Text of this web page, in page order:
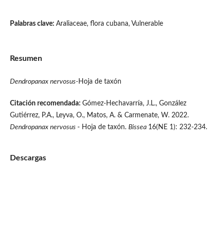
Palabras clave: Araliaceae, flora cubana, Vulnerable
Resumen
Dendropanax nervosus- Hoja de taxón
Citación recomendada: Gómez-Hechavarría, J.L., González
Gutiérrez, P.A., Leyva, O., Matos, A. & Carmenate, W. 2022.
Dendropanax nervosus - Hoja de taxón. Bissea 16(NE 1): 232-234.
Descargas